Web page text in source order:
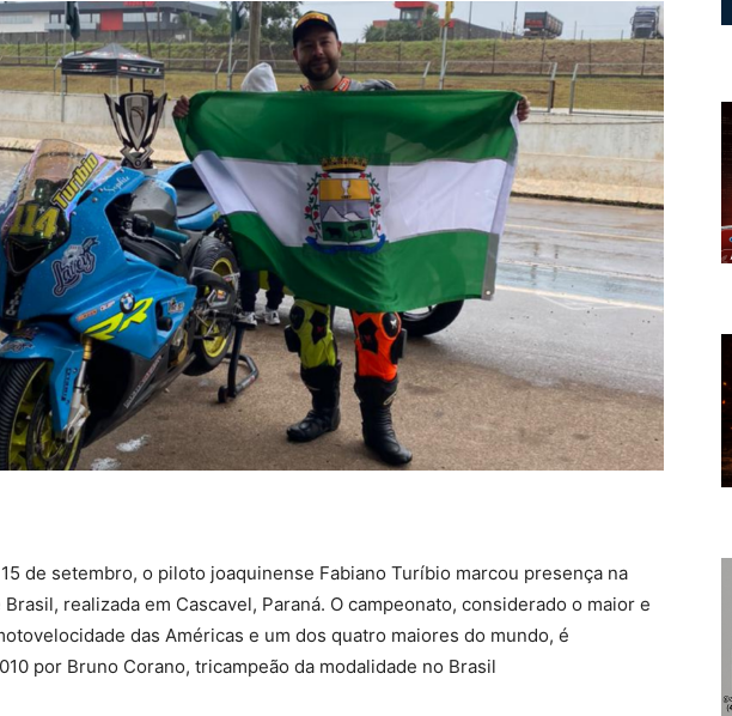
de setembro, o piloto joaquinense Fabiano Turíbio marcou presença na
realizada em Cascavel, Paraná. O campeonato, considerado o maior e
das Américas e um dos quatro maiores do mundo, é
por Bruno Corano, tricampeão da modalidade no Brasil